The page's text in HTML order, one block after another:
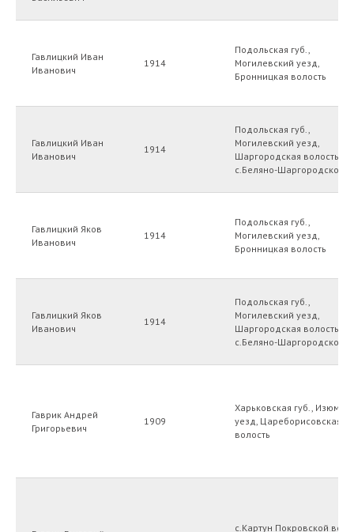
Гавлицкий Иван
Иванович
1914
Подольская губ.,
Могилевский уезд,
Бронницкая волость
Гавлицкий Иван
Иванович
1914
Подольская губ.,
Могилевский уезд,
Шаргородская волость
с.Беляно-Шаргородское
Гавлицкий Яков
Иванович
1914
Подольская губ.,
Могилевский уезд,
Бронницкая волость
Гавлицкий Яков
Иванович
1914
Подольская губ.,
Могилевский уезд,
Шаргородская волость
с.Беляно-Шаргородское
Гаврик Андрей
Григорьевич
1909
Харьковская губ.,
уезд, Цареборисовская
волость
с.Картун Покровской вол.,